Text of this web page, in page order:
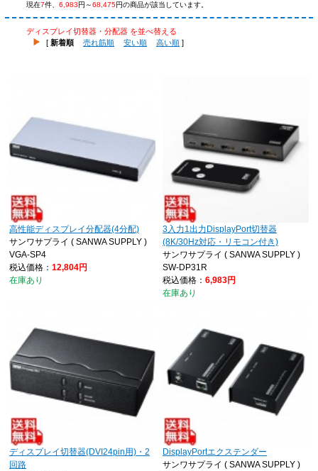
現在7件、 6,983円～68,475円の商品が該当しています。
ディスプレイ切替器・分配器 を並べ替える
[ 新着順 売れ筋順 安い順 高い順 ]
高性能ディスプレイ分配器(4分配)
サンワサプライ ( SANWA SUPPLY )
VGA-SP4
税込価格： 12,804円
在庫あり
3入力1出力DisplayPort切替器
(8K/30Hz対応・リモコン付き)
サンワサプライ ( SANWA SUPPLY )
SW-DP31R
税込価格： 6,983円
在庫あり
ディスプレイ切替器(DVI24pin用)・2
回路
DisplayPortエクステンダー
サンワサプライ ( SANWA SUPPLY )